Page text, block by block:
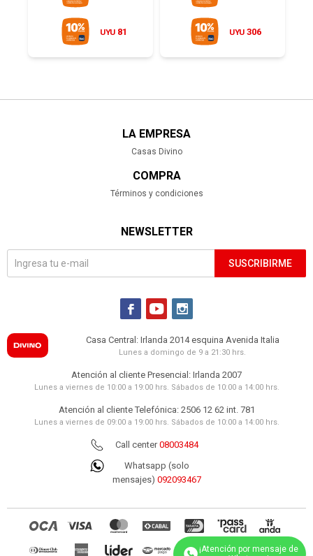
UYU 81 UYU 306
LA EMPRESA
Casas Divino
COMPRA
Términos y condiciones
NEWSLETTER
SUSCRIBIRME
  
Casa Central: Irlanda 2014 esquina Avenida Italia
Lunes a domingo de 9 a 21:30 hrs.
Atención al cliente Presencial: Irlanda 2007
Lunes a viernes de 10:00 a 19:00 hrs. Sábados de 10:00 a 14:00 hrs.
Atención al cliente Telefónica: 2506 12 62 int. 781
Lunes a viernes de 09:00 a 19:00 hrs. Sábados de 10:00 a 14:00 hrs.
Call center08003484
Whatsapp (solo
mensajes) 092093467